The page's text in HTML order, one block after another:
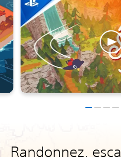
Randonnez,